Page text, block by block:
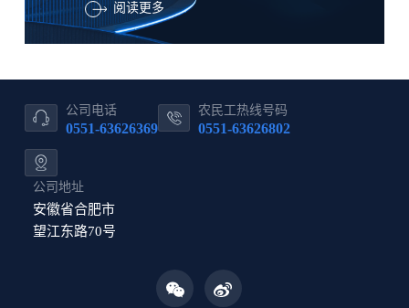
阅读更多
公司电话
0551-63626369
农民工热线号码
0551-63626802
公司地址
安徽省合肥市
望江东路70号